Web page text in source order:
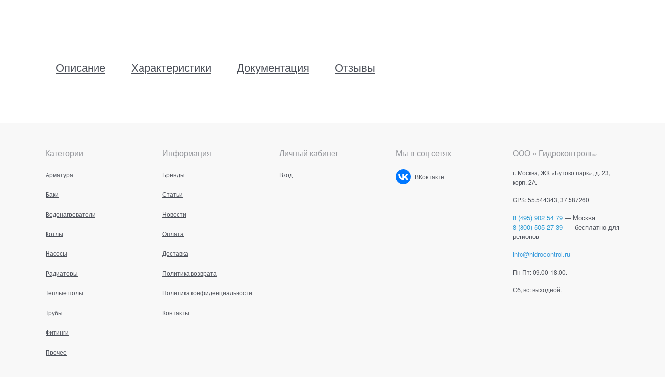
Описание Характеристики Документация Отзывы
Категории
Арматура
Баки
Водонагреватели
Котлы
Насосы
Радиаторы
Теплые полы
Трубы
Фитинги
Прочее
Информация
Бренды
Статьи
Новости
Оплата
Доставка
Политика возврата
Политика конфиденциальности
Контакты
Личный кабинет
Вход
Мы в соц сетях
ВКонтакте
ООО « Гидроконтроль»
г. Москва, ЖК «Бутово парк», д. 23,
корп. 2А.
GPS: 55.544343, 37.587260
8 (495) 902 54 79 — Москва
8 (800) 505 27 39 — бесплатно для
регионов
info@hidrocontrol.ru
Пн-Пт: 09.00-18.00.
Сб, вс: выходной.